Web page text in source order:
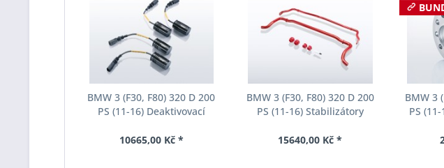
BMW 3 (F30, F80) 320 D 200
PS (11-16) Deaktivovací
AM65-20-030-01-22
10665,00 Kč *
BMW 3 (F30, F80) 320 D 200
PS (11-16) Stabilizátory
031-02-11
15640,00 Kč *
BMW 3
PS
Eibach
004